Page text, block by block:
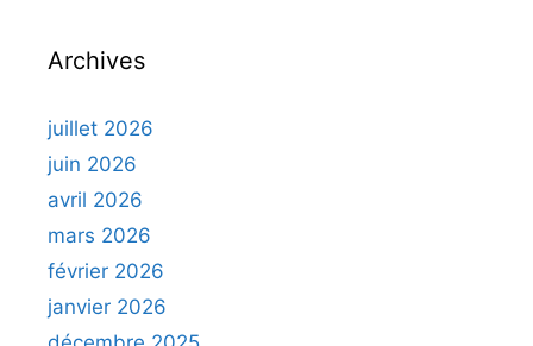
Archives
juillet 2026
juin 2026
avril 2026
mars 2026
février 2026
janvier 2026